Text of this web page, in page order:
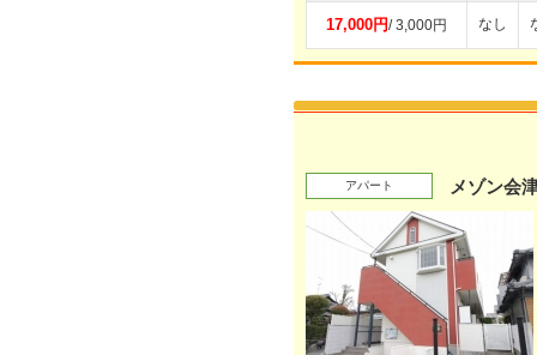
17,000円/ 3,000円 なし
アパート メゾン会